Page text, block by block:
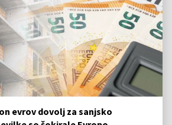
evrov dovolj za sanjsko